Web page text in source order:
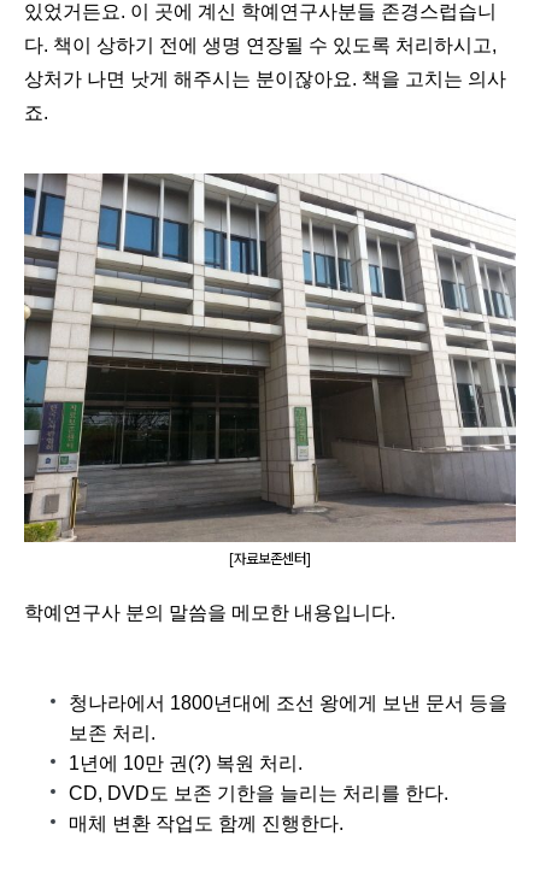
있었거든요. 이 곳에 계신 학예연구사분들 존경스럽습니
다. 책이 상하기 전에 생명 연장될 수 있도록 처리하시고,
상처가 나면 낫게 해주시는 분이잖아요. 책을 고치는 의사
죠.
[자료보존센터]
학예연구사 분의 말씀을 메모한 내용입니다.
청나라에서 1800년대에 조선 왕에게 보낸 문서 등을
보존 처리.
1년에 10만 권(?) 복원 처리.
CD, DVD도 보존 기한을 늘리는 처리를 한다.
매체 변환 작업도 함께 진행한다.